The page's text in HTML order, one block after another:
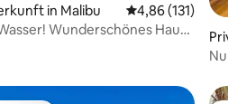
4,96 von 5, 134 Bewertungen
in Malibu
4,86 (131)
Wunderschönes Haus